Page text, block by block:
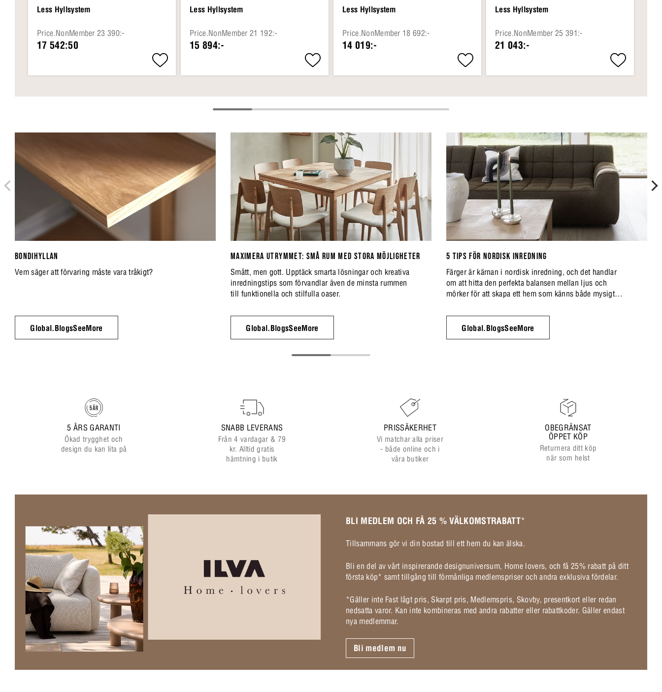
Less Hyllsystem
Price.NonMember 23 390:-
17 542:50
Less Hyllsystem
Price.NonMember 21 192:-
15 894:-
Less Hyllsystem
Price.NonMember 18 692:-
14 019:-
Less Hyllsystem
Price.NonMember 25 391:-
21 043:-
BONDIHYLLAN
Vem säger att förvaring måste vara tråkigt?
Global.BlogsSeeMore
MAXIMERA UTRYMMET: SMÅ RUM MED STORA MÖJLIGHETER
Smått, men gott. Upptäck smarta lösningar och kreativa
inredningstips som förvandlar även de minsta rummen
till funktionella och stilfulla oaser.
Global.BlogsSeeMore
5 TIPS FÖR NORDISK INREDNING
Färger är kärnan i nordisk inredning, och det handlar
om att hitta den perfekta balansen mellan ljus och
mörker för att skapa ett hem som känns både mysigt
är att leka med kontraster i både färger och material,
samtidigt som man håller fast vid de klassiska neutrala
tonerna.
Global.BlogsSeeMore
5 ÅRS GARANTI
Ökad trygghet och
design du kan lita på
SNABB LEVERANS
Från 4 vardagar & 79
kr. Alltid gratis
hämtning i butik
PRISSÄKERHET
Vi matchar alla priser
- både online och i
våra butiker
OBEGRÄNSAT
ÖPPET KÖP
Returnera ditt köp
när som helst
BLI MEDLEM OCH FÅ 25 % VÄLKOMSTRABATT*
Tillsammans gör vi din bostad till ett hem du kan älska.
Bli en del av vårt inspirerande designuniversum, Home lovers, och få 25% rabatt på ditt
första köp* samt tillgång till förmånliga medlemspriser och andra exklusiva fördelar.
*Gäller inte Fast lågt pris, Skarpt pris, Medlemspris, Skovby, presentkort eller redan
nedsatta varor. Kan inte kombineras med andra rabatter eller rabattkoder. Gäller endast
nya medlemmar.
Bli medlem nu